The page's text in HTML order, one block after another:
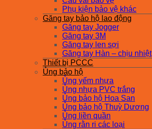
Phụ kiện bảo vệ khác
Găng tay bảo hộ lao động
Găng tay Jogger
Găng tay 3M
Găng tay len sợi
Găng tay Hàn – chịu nhiệt
Thiết bị PCCC
Ủng bảo hộ
Ủng yếm nhựa
Ủng nhựa PVC trắng
Ủng bảo hộ Hoa San
Ủng bảo hộ Thuỳ Dương
Ủng liền quần
Ủng rằn ri các loại